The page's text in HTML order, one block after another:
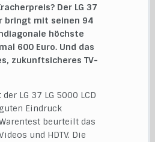
Der LG 37
bringt mit seinen 94
höchste
600 Euro. Und das
zukunftsicheres TV-
LG 37 LG 5000 LCD
Eindruck
beurteilt das
und HDTV. Die